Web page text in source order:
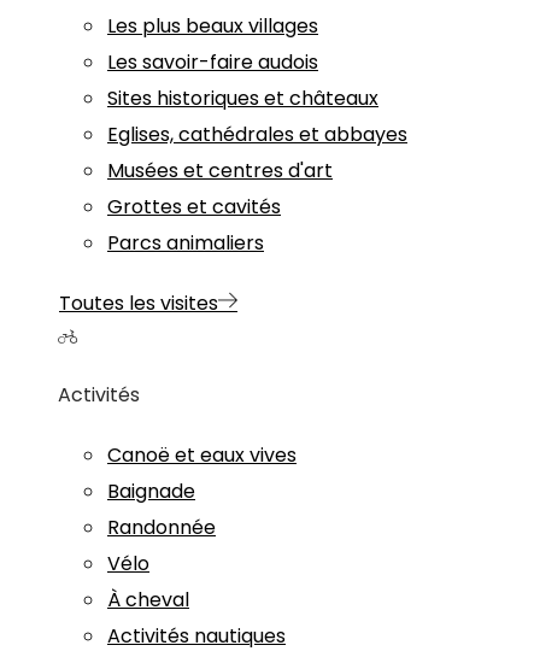
Les plus beaux villages
Les savoir-faire audois
Sites historiques et châteaux
Eglises, cathédrales et abbayes
Musées et centres d'art
Grottes et cavités
Parcs animaliers
Toutes les visites
Activités
Canoë et eaux vives
Baignade
Randonnée
Vélo
À cheval
Activités nautiques